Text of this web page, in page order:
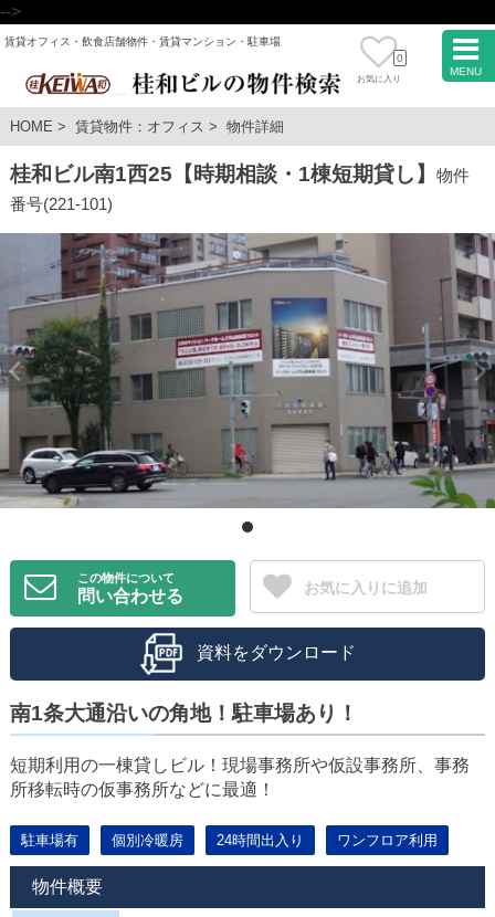
-->
賃貸オフィス・飲食店舗物件・賃貸マンション・駐車場
0
お気に入り
MENU
HOME > 賃貸物件：オフィス > 物件詳細
桂和ビル南1西25【時期相談・1棟短期貸し】
物件
番号(221-101)
この物件について
問い合わせる お気に入りに追加
資料をダウンロード
南1条大通沿いの角地！駐車場あり！
短期利用の一棟貸しビル！現場事務所や仮設事務所、事務
所移転時の仮事務所などに最適！
駐車場有 個別冷暖房 24時間出入り ワンフロア利用
物件概要